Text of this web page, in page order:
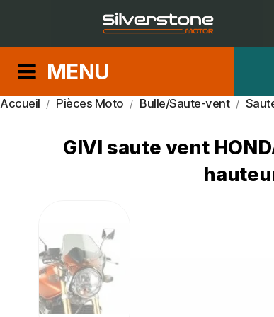
MENU
Accueil Pièces Moto Bulle/Saute-vent
GIVI saute vent